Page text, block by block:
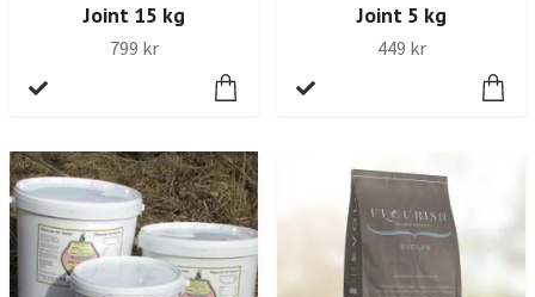
Joint 15 kg
799 kr
Joint 5 kg
449 kr